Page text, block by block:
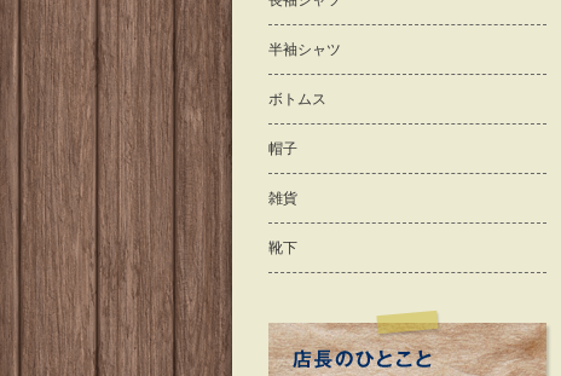
半袖シャツ
ボトムス
帽子
雑貨
靴下